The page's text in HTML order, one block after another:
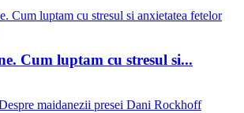
Cum luptam cu stresul si...
Dani Rockhoff